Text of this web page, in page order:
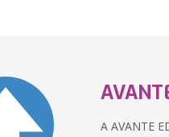
A AVANTE